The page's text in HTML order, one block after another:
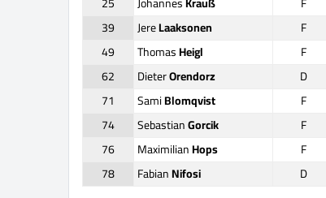
39
JereLaaksonen F
49
ThomasHeigl F
62
DieterOrendorz D
71
SamiBlomqvist F
74
SebastianGorcik F
76
MaximilianHops F
78
FabianNifosi D